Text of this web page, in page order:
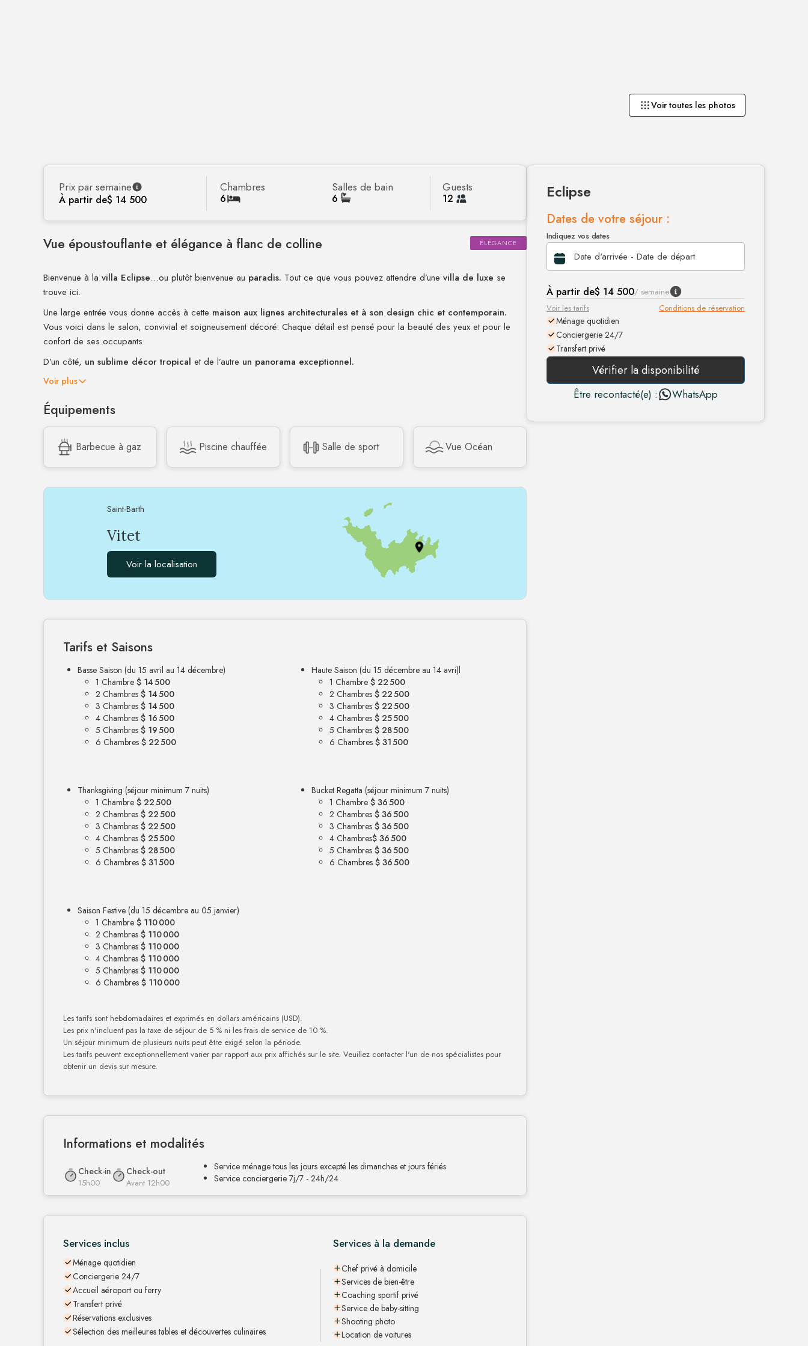
Voir toutes les photos
Prix par semaine
À partir de$ 14 500
Chambres
6
Salles de bain
6
Guests
12
Vue époustouflante et élégance à flanc de colline ÉLÉGANCE
Bienvenue à la villa Eclipse…ou plutôt bienvenue au paradis. Tout ce que vous pouvez attendre d’une villa de luxe se
trouve ici.
Une large entrée vous donne accès à cette maison aux lignes architecturales et à son design chic et contemporain.
Vous voici dans le salon, convivial et soigneusement décoré. Chaque détail est pensé pour la beauté des yeux et pour le
confort de ses occupants.
D’un côté, un sublime décor tropical et de l’autre un panorama exceptionnel.
Voir plus
Équipements
Barbecue à gaz Piscine chauffée Salle de sport Vue Océan
Saint-Barth
Vitet
Voir la localisation
Tarifs et Saisons
Basse Saison (du 15 avril au 14 décembre)
1 Chambre $ 14 500
2 Chambres $ 14 500
3 Chambres $ 14 500
4 Chambres $ 16 500
5 Chambres $ 19 500
6 Chambres $ 22 500
Thanksgiving (séjour minimum 7 nuits)
1 Chambre $ 22 500
2 Chambres $ 22 500
3 Chambres $ 22 500
4 Chambres $ 25 500
5 Chambres $ 28 500
6 Chambres $ 31 500
Saison Festive (du 15 décembre au 05 janvier)
1 Chambre $ 110 000
2 Chambres $ 110 000
3 Chambres $ 110 000
4 Chambres $ 110 000
5 Chambres $ 110 000
6 Chambres $ 110 000
Haute Saison (du 15 décembre au 14 avri)l
1 Chambre $ 22 500
2 Chambres $ 22 500
3 Chambres $ 22 500
4 Chambres $ 25 500
5 Chambres $ 28 500
6 Chambres $ 31 500
Bucket Regatta (séjour minimum 7 nuits)
1 Chambre $ 36 500
2 Chambres $ 36 500
3 Chambres $ 36 500
4 Chambres$ 36 500
5 Chambres $ 36 500
6 Chambres $ 36 500
Les tarifs sont hebdomadaires et exprimés en dollars américains (USD).
Les prix n'incluent pas la taxe de séjour de 5 % ni les frais de service de 10 %.
Un séjour minimum de plusieurs nuits peut être exigé selon la période.
Les tarifs peuvent exceptionnellement varier par rapport aux prix affichés sur le site. Veuillez contacter l'un de nos spécialistes pour
obtenir un devis sur mesure.
Informations et modalités
Check-in
15h00
Check-out
Avant 12h00
Service ménage tous les jours excepté les dimanches et jours fériés
Service conciergerie 7j/7 - 24h/24
Services inclus
Ménage quotidien
Conciergerie 24/7
Accueil aéroport ou ferry
Transfert privé
Réservations exclusives
Sélection des meilleures tables et découvertes culinaires
Services à la demande
Chef privé à domicile
Services de bien-être
Coaching sportif privé
Service de baby-sitting
Shooting photo
Location de voitures
Eclipse
Dates de votre séjour :
Indiquez vos dates
À partir de$ 14 500/ semaine
Voir les tarifs
Conditions de réservation
Ménage quotidien
Conciergerie 24/7
Transfert privé
Vérifier la disponibilité
Être recontacté(e) : WhatsApp